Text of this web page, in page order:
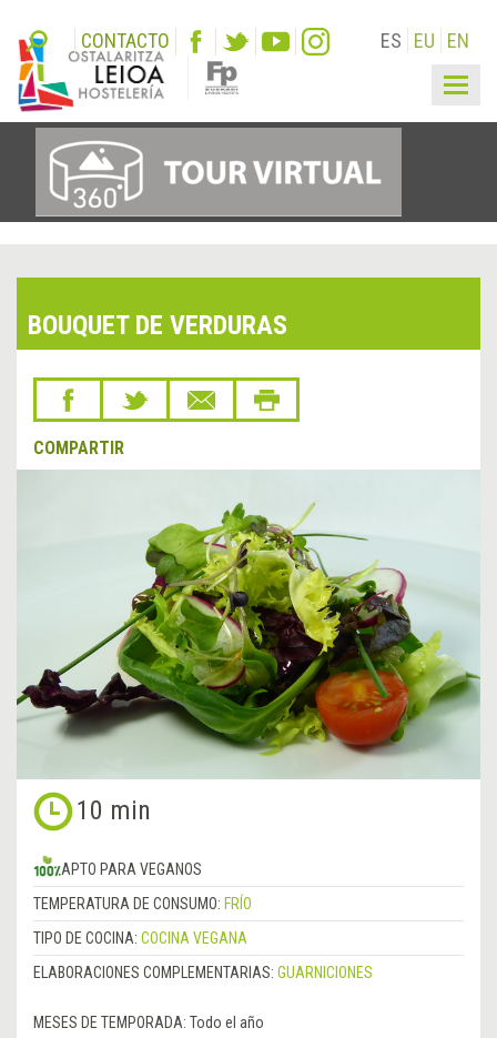
CONTACTO ES EU EN
BOUQUET DE VERDURAS
COMPARTIR
10 min
APTO PARA VEGANOS
TEMPERATURA DE CONSUMO: FRÍO
TIPO DE COCINA: COCINA VEGANA
ELABORACIONES COMPLEMENTARIAS: GUARNICIONES
MESES DE TEMPORADA: Todo el año